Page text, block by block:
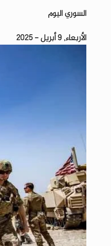
السوري اليوم
الأربعاء, 9 أبريل - 2025